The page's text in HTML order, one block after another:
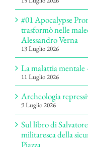
#01 Apocalypse
trasformò nelle
Alessandro Verna
13 Luglio 2026
La malattia
11 Luglio 2026
Archeologia
9 Luglio 2026
Sul libro di
militaresca della
Piazza